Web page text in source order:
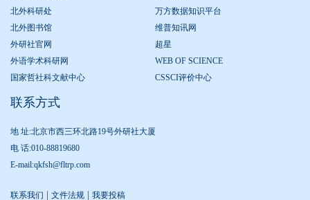
北外科研处
万方数据知识平台
北外图书馆
维普知讯网
外研社官网
超星
外语学术科研网
WEB OF SCIENCE
国家哲社科文献中心
CSSCI评价中心
联系方式
地 址:北京市西三环北路19号外研社大厦
电 话:010-88819680
E-mail:qkfsh@fltrp.com
联系我们 文件法规 我要投稿